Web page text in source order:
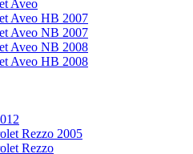
Aveo
Aveo HB 2007
Aveo NB 2007
Aveo NB 2008
Aveo HB 2008
Rezzo 2005
Rezzo